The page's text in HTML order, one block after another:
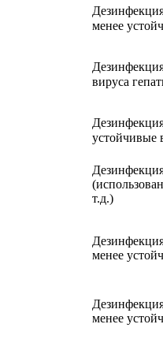
менее
вируса
устойчивые
т.д.)
менее
менее